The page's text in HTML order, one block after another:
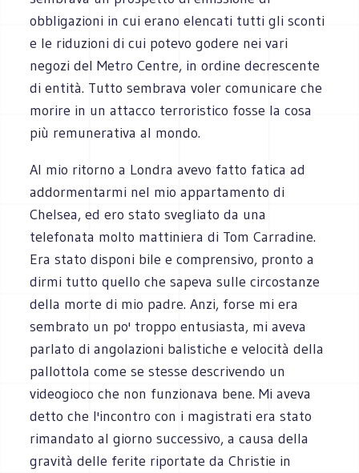
obbligazioni in cui erano elencati tutti gli sconti
e le riduzioni di cui potevo godere nei vari
negozi del Metro Centre, in ordine decrescente
di entità. Tutto sembrava voler comunicare che
morire in un attacco terroristico fosse la cosa
più remunerativa al mondo.
Al mio ritorno a Londra avevo fatto fatica ad
addormentarmi nel mio appartamento di
Chelsea, ed ero stato svegliato da una
telefonata molto mattiniera di Tom Carradine.
Era stato disponi bile e comprensivo, pronto a
dirmi tutto quello che sapeva sulle circostanze
della morte di mio padre. Anzi, forse mi era
sembrato un po' troppo entusiasta, mi aveva
parlato di angolazioni balistiche e velocità della
pallottola come se stesse descrivendo un
videogioco che non funzionava bene. Mi aveva
detto che l'incontro con i magistrati era stato
rimandato al giorno successivo, a causa della
gravità delle ferite riportate da Christie in